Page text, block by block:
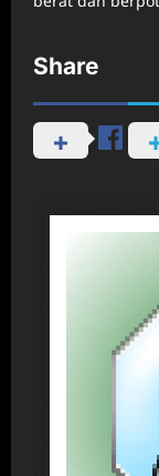
Share